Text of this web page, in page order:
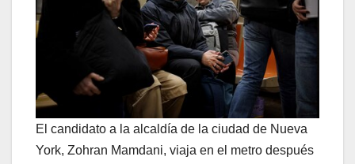
El candidato a la alcaldía de la ciudad de Nueva
York, Zohran Mamdani, viaja en el metro después